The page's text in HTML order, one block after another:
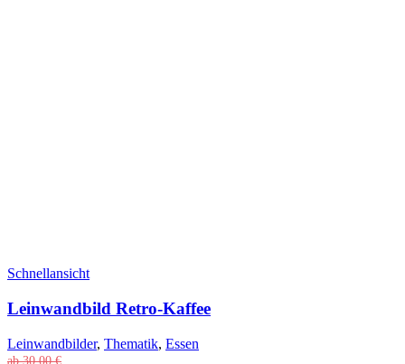
Schnellansicht
Leinwandbild Retro-Kaffee
Leinwandbilder, Thematik, Essen
ab30,00€